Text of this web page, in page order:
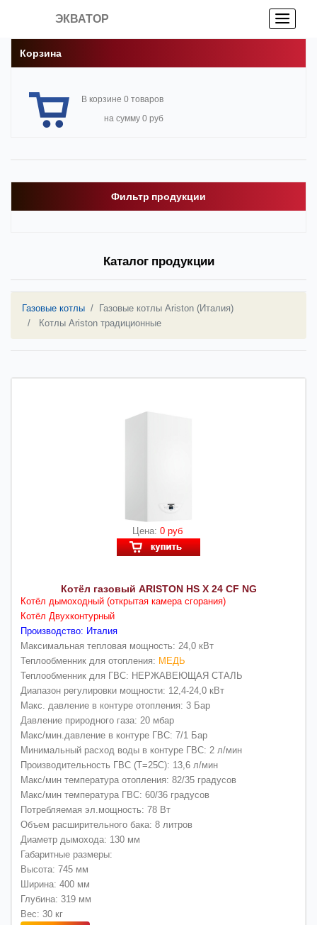
ЭКВАТОР
Корзина
В корзине 0 товаров
на сумму 0 руб
Фильтр продукции
Каталог продукции
Газовые котлы
Газовые котлы Ariston (Италия)
Котлы Ariston традиционные
Цена: 0 руб
Котёл газовый ARISTON HS X 24 CF NG
Котёл дымоходный (открытая камера сгорания)
Котёл Двухконтурный
Производство: Италия
Максимальная тепловая мощность: 24,0 кВт
Теплообменник для отопления: МЕДЬ
Теплообменник для ГВС: НЕРЖАВЕЮЩАЯ СТАЛЬ
Диапазон регулировки мощности: 12,4-24,0 кВт
Макс. давление в контуре отопления: 3 Бар
Давление природного газа: 20 мбар
Макс/мин.давление в контуре ГВС: 7/1 Бар
Минимальный расход воды в контуре ГВС: 2 л/мин
Производительность ГВС (Т=25С): 13,6 л/мин
Макс/мин температура отопления: 82/35 градусов
Макс/мин температура ГВС: 60/36 градусов
Потребляемая эл.мощность: 78 Вт
Объем расширительного бака: 8 литров
Диаметр дымохода: 130 мм
Габаритные размеры:
Высота: 745 мм
Ширина: 400 мм
Глубина: 319 мм
Вес: 30 кг